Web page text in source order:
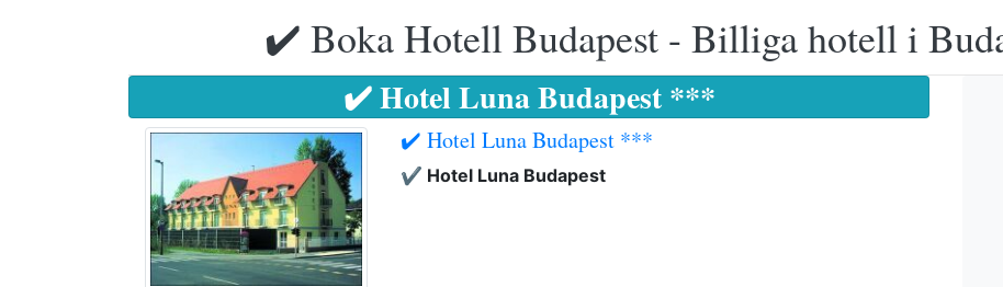
✔️ Boka Hotell Budapest - Billiga hotell i
✔️ Hotel Luna Budapest ***
✔️ Hotel Luna Budapest ***
✔️ Hotel Luna Budapest